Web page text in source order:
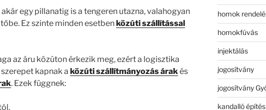
egy pillanatig is a tengeren utazna, valahogyan
Ez szinte minden esetben közúti szállítással
az áru közúton érkezik meg, ezért a logisztika
kapnak a közúti szállítmányozás árakés
. Ezek függnek:
homok
homokfúvás
injektálás
jogosítvány
jogosítvány
kandalló építés